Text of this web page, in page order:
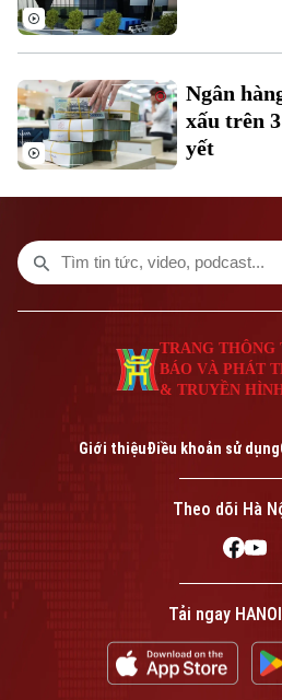
phép số: Số 63/GP-TTDT, cấp ngày 10/05/
TRANG THÔNG TIN ĐIỆN TỬ
CỦA CƠ QUAN BÁO VÀ PHÁT THANH
Số 3-5 Huỳnh Thúc Kháng-Phường Láng-Hà
Ngân
xấu trên
yết
TRANG
BÁO VÀ PHÁT
& TRUYỀN
Giới thiệuĐiều khoản sử dụng
Theo dõi Hà
Tải ngay